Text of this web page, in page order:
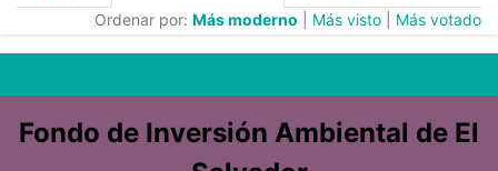
Ordenar por: Más moderno Más visto Más votado
Fondo de Inversión Ambiental de El